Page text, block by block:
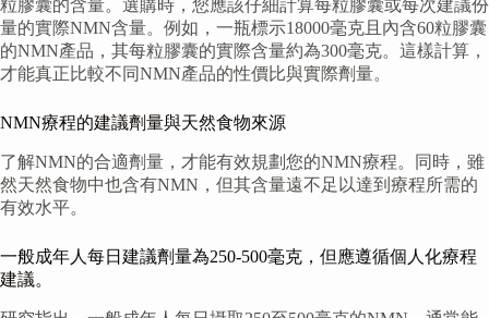
粒膠囊的含量。選購時，您應該仔細計算每粒膠囊或每次建議份
量的實際NMN含量。例如，一瓶標示18000毫克且內含60粒膠囊
的NMN產品，其每粒膠囊的實際含量約為300毫克。這樣計算，
才能真正比較不同NMN產品的性價比與實際劑量。
NMN療程的建議劑量與天然食物來源
了解NMN的合適劑量，才能有效規劃您的NMN療程。同時，雖
然天然食物中也含有NMN，但其含量遠不足以達到療程所需的
有效水平。
一般成年人每日建議劑量為250-500毫克，但應遵循個人化療程
建議。